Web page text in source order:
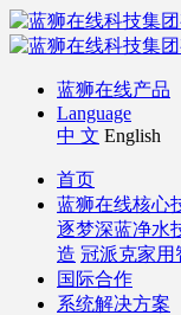
蓝狮在线产品
Language
中 文 English
首页
蓝狮在线核心
逐梦深蓝净水
造 冠派克家用
国际合作
系统解决方案